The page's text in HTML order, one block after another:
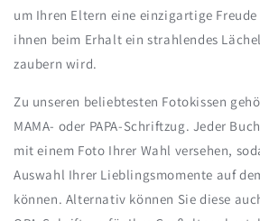
um Ihren Eltern eine einzigartige
ihnen beim Erhalt ein strahlendes
zaubern wird.
Zu unseren beliebtesten Fotokissen
MAMA- oder PAPA-Schriftzug. Jeder
mit einem Foto Ihrer Wahl versehen,
Auswahl Ihrer Lieblingsmomente auf
können. Alternativ können Sie diese